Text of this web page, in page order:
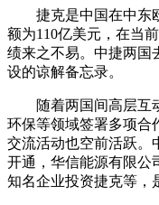
捷克是中国在中东欧
额为110亿美元，在当
绩来之不易。中捷两国
设的谅解备忘录。
随着两国间高层互动
环保等领域签署多项合
交流活动也空前活跃。
开通，华信能源有限公
知名企业投资捷克等，